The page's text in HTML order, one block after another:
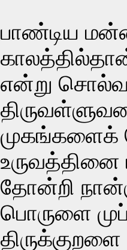
பாண்டிய
என்று
முகங்களைக்
உருவத்தினை
தோன்றி
பொருளை